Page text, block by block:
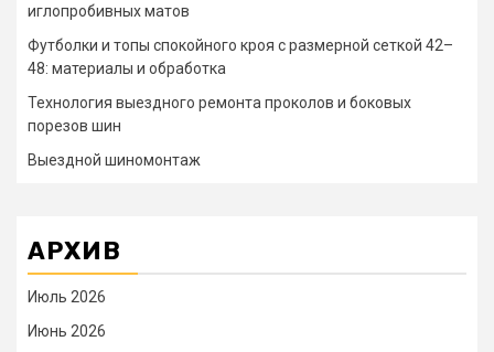
иглопробивных матов
Футболки и топы спокойного кроя с размерной сеткой 42–
48: материалы и обработка
Технология выездного ремонта проколов и боковых
порезов шин
Выездной шиномонтаж
АРХИВ
Июль 2026
Июнь 2026